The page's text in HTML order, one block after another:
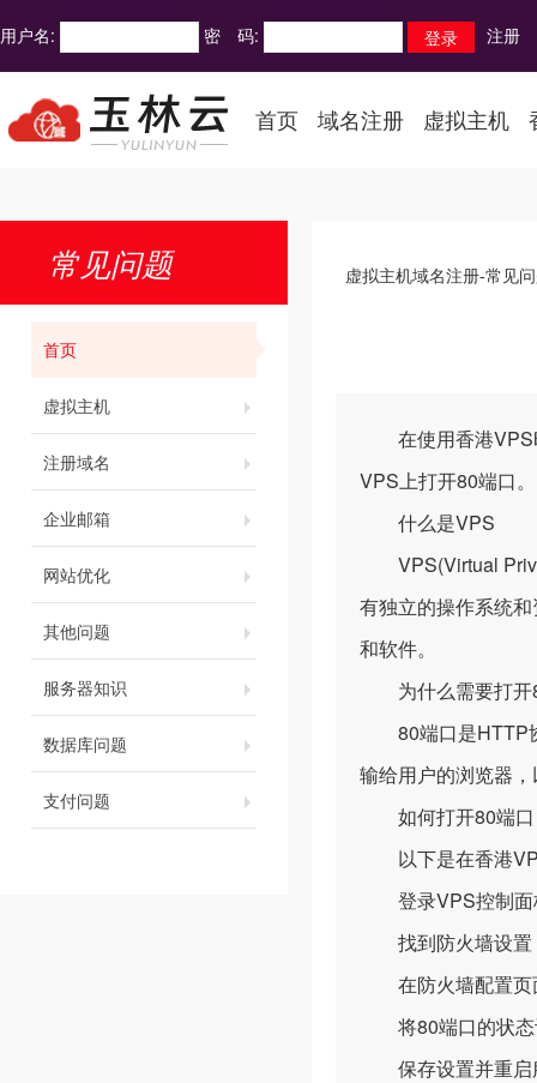
用户名: 密 码: 注册
首页 域名注册 虚拟主机
常见问题
首页
虚拟主机
注册域名
企业邮箱
网站优化
其他问题
服务器知识
数据库问题
支付问题
虚拟主机域名注册-常见
在使用香港VPS
VPS上打开80端口。
什么是VPS
VPS(Virtual
有独立的操作系统
和软件。
为什么需要打开
80端口是HTTP协
输给用户的浏览器
如何打开80端口
以下是在香港
登录VPS控制面
找到防火墙设置
在防火墙配置页
将80端口的状态
保存设置并重启